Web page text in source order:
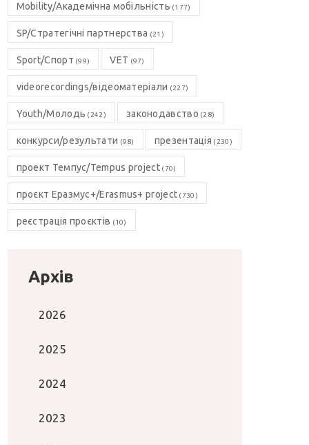
Mobility/Академічна мобільність (177)
SP/Стратегічні партнерства (21)
Sport/Спорт (99) VET (97)
videorecordings/відеоматеріали (227)
Youth/Молодь (242) законодавство (28)
конкурси/результати (98) презентація (230)
проект Темпус/Tempus project(70)
проєкт Еразмус+/Erasmus+ project (730)
реєстрація проєктів (10)
Архів
2026
2025
2024
2023